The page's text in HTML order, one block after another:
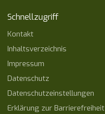
Schnellzugriff
Kontakt
Inhaltsverzeichnis
Impressum
Datenschutz
Datenschutzeinstellungen
Erklärung zur Barrierefreiheit